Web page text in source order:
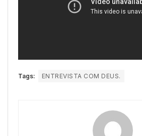
Tags: ENTREVISTA COM DEUS.